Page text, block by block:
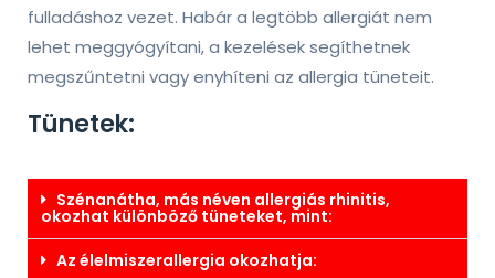
fulladáshoz vezet. Habár a legtöbb allergiát nem
lehet meggyógyítani, a kezelések segíthetnek
megszűntetni vagy enyhíteni az allergia tüneteit.
Tünetek:
Szénanátha, más néven allergiás rhinitis,
okozhat különböző tüneteket, mint:
Az élelmiszerallergia okozhatja: